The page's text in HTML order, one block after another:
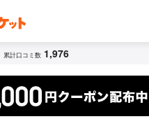
累計口コミ数 1,976